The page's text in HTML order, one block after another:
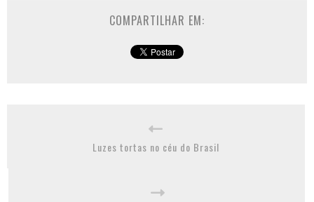
COMPARTILHAR EM:
Luzes tortas no céu do Brasil